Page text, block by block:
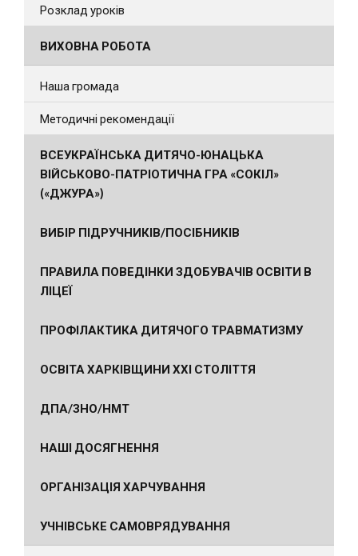
Розклад уроків
ВИХОВНА РОБОТА
Наша громада
Методичні рекомендації
ВСЕУКРАЇНСЬКА ДИТЯЧО-ЮНАЦЬКА
ВІЙСЬКОВО-ПАТРІОТИЧНА ГРА «СОКІЛ»
(«ДЖУРА»)
ВИБІР ПІДРУЧНИКІВ/ПОСІБНИКІВ
ПРАВИЛА ПОВЕДІНКИ ЗДОБУВАЧІВ ОСВІТИ В
ЛІЦЕЇ
ПРОФІЛАКТИКА ДИТЯЧОГО ТРАВМАТИЗМУ
ОСВІТА ХАРКІВЩИНИ ХХІ СТОЛІТТЯ
ДПА/ЗНО/НМТ
НАШІ ДОСЯГНЕННЯ
ОРГАНІЗАЦІЯ ХАРЧУВАННЯ
УЧНІВСЬКЕ САМОВРЯДУВАННЯ